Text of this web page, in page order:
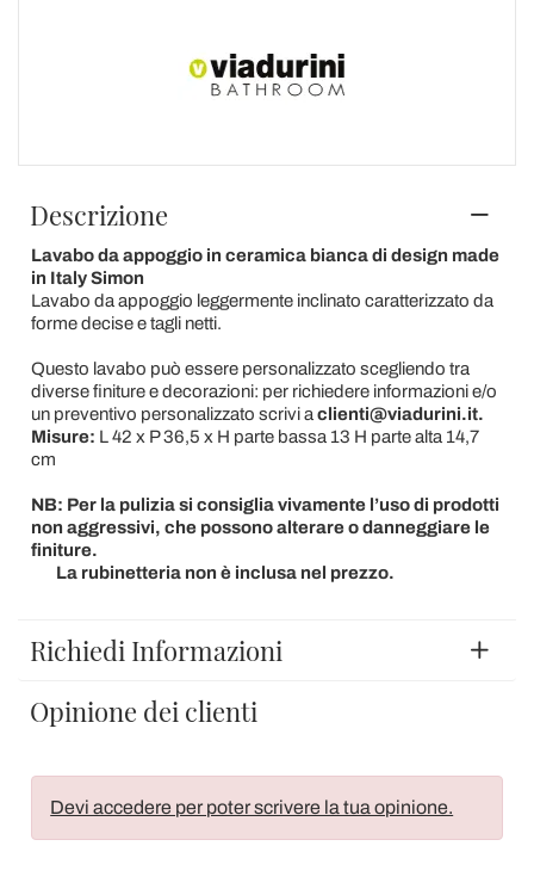
Descrizione
Lavabo da appoggio in ceramica bianca di design made
in Italy Simon
Lavabo da appoggio leggermente inclinato caratterizzato da
forme decise e tagli netti.
Questo lavabo può essere personalizzato scegliendo tra
diverse finiture e decorazioni: per richiedere informazioni e/o
un preventivo personalizzato scrivi a clienti@viadurini.it.
Misure: L 42 x P 36,5 x H parte bassa 13 H parte alta 14,7
cm
NB: Per la pulizia si consiglia vivamente l’uso di prodotti
non aggressivi, che possono alterare o danneggiare le
finiture.
La rubinetteria non è inclusa nel prezzo.
Richiedi Informazioni
Opinione dei clienti
Devi accedere per poter scrivere la tua opinione.